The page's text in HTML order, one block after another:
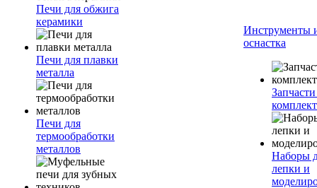
Печи для обжига
керамики
Печи для плавки
металла
Печи для
термообработки
металлов
Инструменты
оснастка
Наборы
лепки и